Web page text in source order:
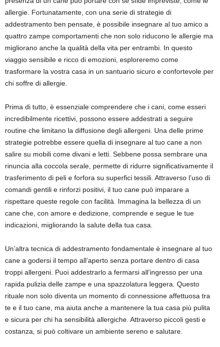
allergie. Fortunatamente, con una serie di strategie di
addestramento ben pensate, è possibile insegnare al tuo amico a
quattro zampe comportamenti che non solo riducono le allergie ma
migliorano anche la qualità della vita per entrambi. In questo
viaggio sensibile e ricco di emozioni, esploreremo come
trasformare la vostra casa in un santuario sicuro e confortevole per
chi soffre di allergie.
Prima di tutto, è essenziale comprendere che i cani, come esseri
incredibilmente ricettivi, possono essere addestrati a seguire
routine che limitano la diffusione degli allergeni. Una delle prime
strategie potrebbe essere quella di insegnare al tuo cane a non
salire su mobili come divani e letti. Sebbene possa sembrare una
rinuncia alla coccola serale, permette di ridurre significativamente il
trasferimento di peli e forfora su superfici tessili. Attraverso l’uso di
comandi gentili e rinforzi positivi, il tuo cane può imparare a
rispettare queste regole con facilità. Immagina la bellezza di un
cane che, con amore e dedizione, comprende e segue le tue
indicazioni, migliorando la salute della tua casa.
Un’altra tecnica di addestramento fondamentale è insegnare al tuo
cane a godersi il tempo all’aperto senza portare dentro di casa
troppi allergeni. Puoi addestrarlo a fermarsi all’ingresso per una
rapida pulizia delle zampe e una spazzolatura leggera. Questo
rituale non solo diventa un momento di connessione affettuosa tra
te e il tuo cane, ma aiuta anche a mantenere la tua casa più pulita
e sicura per chi ha sensibilità allergiche. Attraverso piccoli gesti e
costanza, si può coltivare un ambiente sereno e salutare.